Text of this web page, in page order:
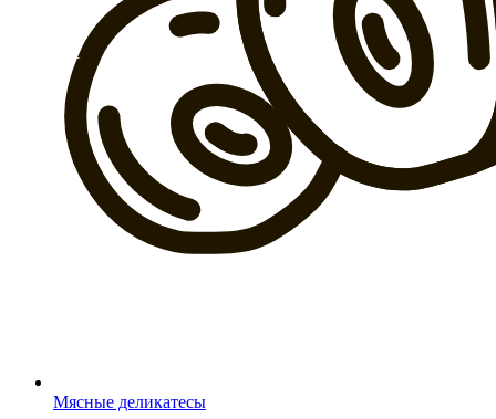
Мясные деликатесы